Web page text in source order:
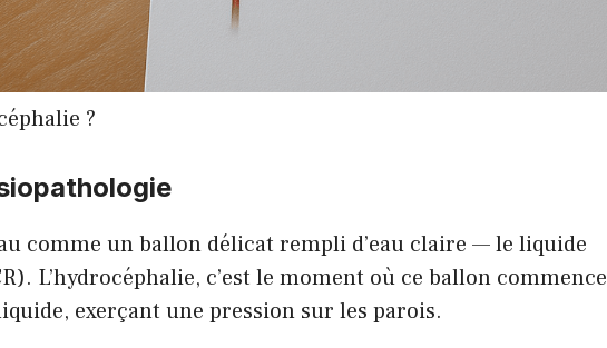
?
comme un ballon délicat rempli d’eau claire — le liquide
L’hydrocéphalie, c’est le moment où ce ballon commence
exerçant une pression sur les parois.